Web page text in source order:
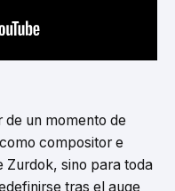
un momento de
compositor e
Zurdok, sino para toda
tras el auge